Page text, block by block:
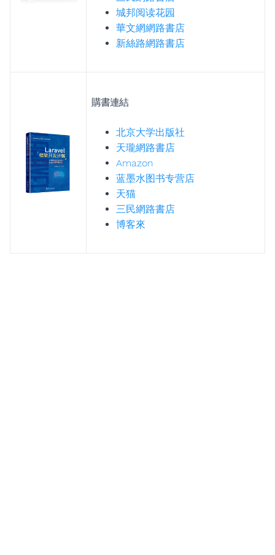
城邦阅读花园
華文網網路書店
新絲路網路書店
購書連結
北京大学出版社
天瓏網路書店
Amazon
蓝墨水图书专营店
天猫
三民網路書店
博客來